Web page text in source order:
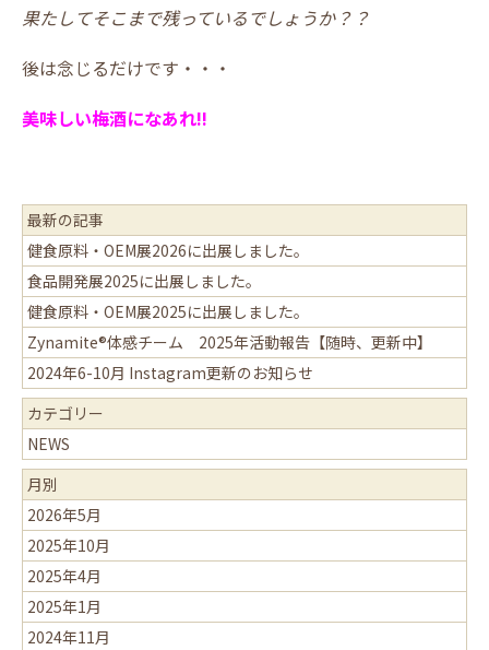
果たしてそこまで残っているでしょうか？？
後は念じるだけです・・・
美味しい梅酒になあれ!!
最新の記事
健食原料・OEM展2026に出展しました。
食品開発展2025に出展しました。
健食原料・OEM展2025に出展しました。
Zynamite®体感チーム 2025年活動報告【随時、更新中】
2024年6-10月 Instagram更新のお知らせ
カテゴリー
NEWS
月別
2026年5月
2025年10月
2025年4月
2025年1月
2024年11月